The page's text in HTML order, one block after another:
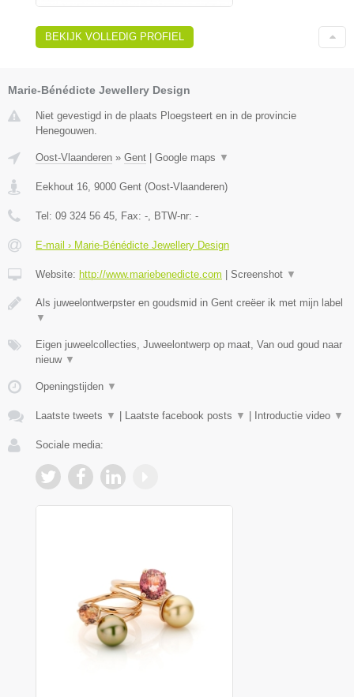
BEKIJK VOLLEDIG PROFIEL
Marie-Bénédicte Jewellery Design
Niet gevestigd in de plaats Ploegsteert en in de provincie
Henegouwen.
Oost-Vlaanderen » Gent Google maps ▼
Eekhout 16, 9000 Gent (Oost-Vlaanderen)
Tel: 09 324 56 45, Fax: -, BTW-nr: -
E-mail › Marie-Bénédicte Jewellery Design
Website: http://www.mariebenedicte.com Screenshot ▼
Als juweelontwerpster en goudsmid in Gent creëer ik met mijn label
▼
Eigen juweelcollecties, Juweelontwerp op maat, Van oud goud naar
nieuw ▼
Openingstijden ▼
Laatste tweets ▼ Laatste facebook posts ▼ Introductie video ▼
Sociale media: